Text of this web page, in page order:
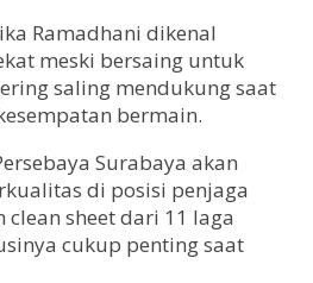
Ramadhani dikenal
meski bersaing untuk
saling mendukung saat
bermain.
Surabaya akan
di posisi penjaga
sheet dari 11 laga
cukup penting saat